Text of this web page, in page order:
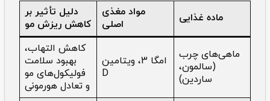
ماده غذایی
مواد مغذی
اصلی
دلیل تأثیر بر
کاهش ریزش مو
ماهی‌های چرب
(سالمون،
ساردین)
امگا 3، ویتامین
D
کاهش التهاب،
بهبود سلامت
فولیکول‌های مو
و تعادل هورمونی